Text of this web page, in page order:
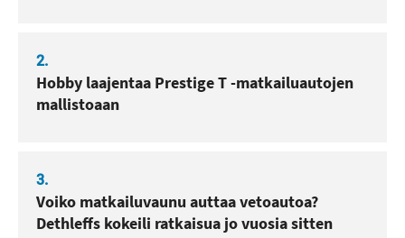
2.
Hobby laajentaa Prestige T -matkailuautojen
mallistoaan
3.
Voiko matkailuvaunu auttaa vetoautoa?
Dethleffs kokeili ratkaisua jo vuosia sitten